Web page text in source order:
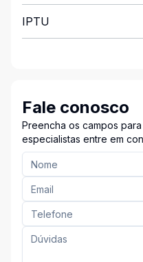
IPTU
Fale conosco
Preencha os campos
especialistas entre em